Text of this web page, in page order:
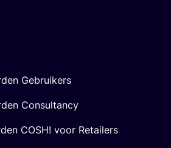
Gebruikers
Consultancy
COSH! voor Retailers